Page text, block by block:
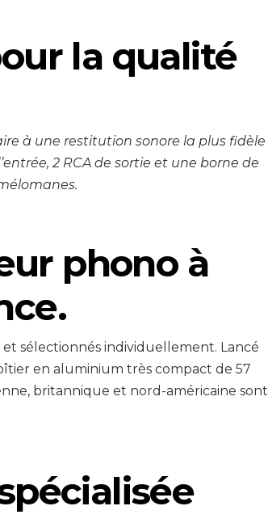
la qualité
à une restitution sonore la plus fidèle
2 RCA de sortie et une borne de
phono à
sélectionnés individuellement. Lancé
en aluminium très compact de 57
britannique et nord-américaine sont